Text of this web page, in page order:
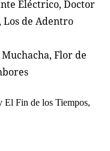
Eléctrico, Doctor
Los de Adentro
Flor de
El Fin de los Tiempos,